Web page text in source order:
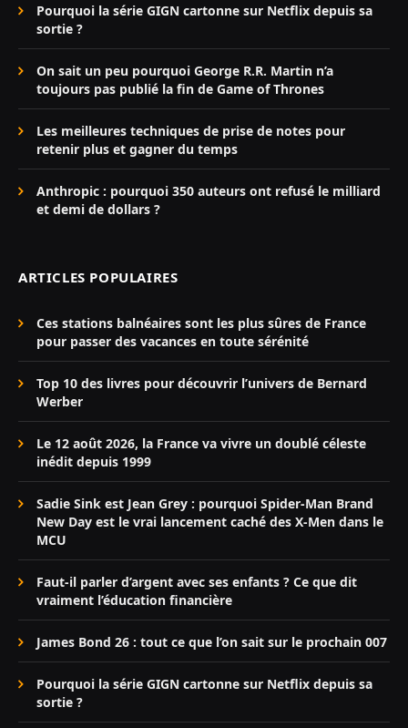
Pourquoi la série GIGN cartonne sur Netflix depuis sa
sortie ?
On sait un peu pourquoi George R.R. Martin n’a
toujours pas publié la fin de Game of Thrones
Les meilleures techniques de prise de notes pour
retenir plus et gagner du temps
Anthropic : pourquoi 350 auteurs ont refusé le milliard
et demi de dollars ?
ARTICLES POPULAIRES
Ces stations balnéaires sont les plus sûres de France
pour passer des vacances en toute sérénité
Top 10 des livres pour découvrir l’univers de Bernard
Werber
Le 12 août 2026, la France va vivre un doublé céleste
inédit depuis 1999
Sadie Sink est Jean Grey : pourquoi Spider-Man Brand
New Day est le vrai lancement caché des X-Men dans le
MCU
Faut-il parler d’argent avec ses enfants ? Ce que dit
vraiment l’éducation financière
James Bond 26 : tout ce que l’on sait sur le prochain 007
Pourquoi la série GIGN cartonne sur Netflix depuis sa
sortie ?